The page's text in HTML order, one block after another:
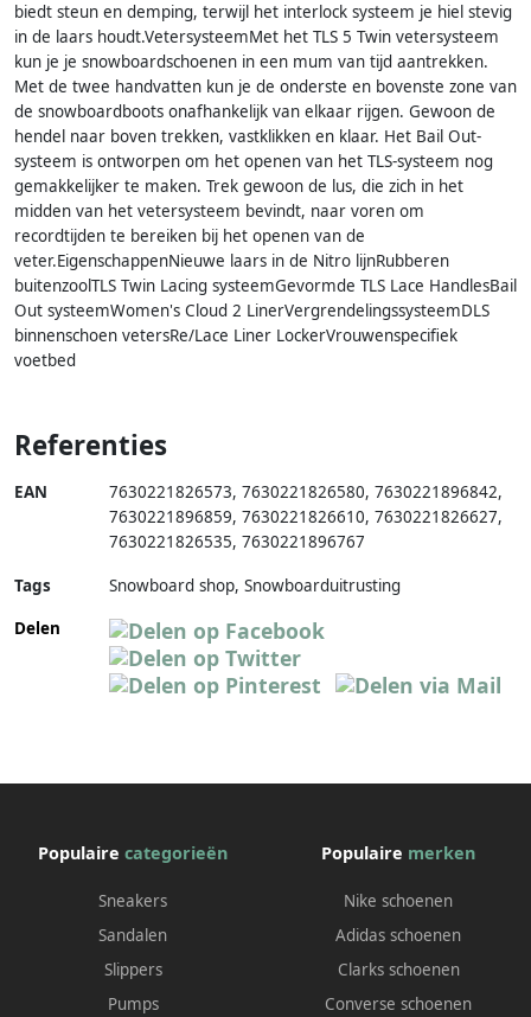
biedt steun en demping, terwijl het interlock systeem je hiel stevig
in de laars houdt.VetersysteemMet het TLS 5 Twin vetersysteem
kun je je snowboardschoenen in een mum van tijd aantrekken.
Met de twee handvatten kun je de onderste en bovenste zone van
de snowboardboots onafhankelijk van elkaar rijgen. Gewoon de
hendel naar boven trekken, vastklikken en klaar. Het Bail Out-
systeem is ontworpen om het openen van het TLS-systeem nog
gemakkelijker te maken. Trek gewoon de lus, die zich in het
midden van het vetersysteem bevindt, naar voren om
recordtijden te bereiken bij het openen van de
veter.EigenschappenNieuwe laars in de Nitro lijnRubberen
buitenzoolTLS Twin Lacing systeemGevormde TLS Lace HandlesBail
Out systeemWomen's Cloud 2 LinerVergrendelingssysteemDLS
binnenschoen vetersRe/Lace Liner LockerVrouwenspecifiek
voetbed
Referenties
EAN 7630221826573, 7630221826580, 7630221896842,
7630221896859, 7630221826610, 7630221826627,
7630221826535, 7630221896767
Tags
Snowboard shop, Snowboarduitrusting
Delen
Populaire categorieën
Sneakers
Sandalen
Slippers
Pumps
Populaire merken
Nike schoenen
Adidas schoenen
Clarks schoenen
Converse schoenen